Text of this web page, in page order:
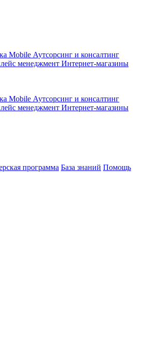
Mobile Аутсорсинг и консалтинг
менеджмент Интернет-магазины
Mobile Аутсорсинг и консалтинг
менеджмент Интернет-магазины
программа База знаний Помощь